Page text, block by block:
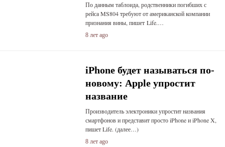
По данным таблоида, родственники погибших с
рейса MS804 требуют от американской компании
признания вины, пишет Life.…
8 лет ago
iPhone будет называться по-
новому: Apple упростит
название
Производитель электроники упростит названия
смартфонов и представит просто iPhone и iPhone X,
пишет Life. (далее…)
8 лет ago